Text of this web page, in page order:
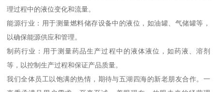
理过程中的液位变化和流量。
能源行业：用于测量燃料储存设备中的液位，如油罐、气储罐等，
以确保能源供应和管理。
制药行业：用于测量药品生产过程中的液体液位，如药液、溶剂
等，以控制生产过程和保证产品质量。
我们全体员工以饱满的热情，期待与五湖四海的新老朋友合作。一